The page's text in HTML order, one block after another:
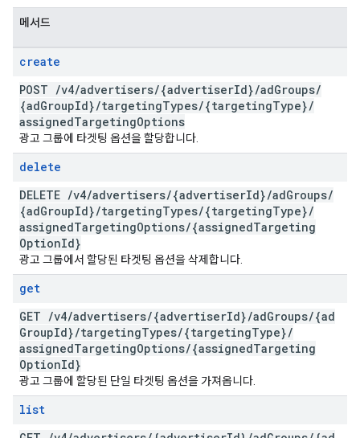
메서드
create
POST /v4/advertisers/{advertiserId}/adGroups/
{adGroupId}/targetingTypes/{targetingType}/
assignedTargetingOptions
광고 그룹에 타겟팅 옵션을 할당합니다.
delete
DELETE /v4/advertisers/{advertiserId}/adGroups/
{adGroupId}/targetingTypes/{targetingType}/
assignedTargetingOptions/{assignedTargeting
OptionId}
광고 그룹에서 할당된 타겟팅 옵션을 삭제합니다.
get
GET /v4/advertisers/{advertiserId}/adGroups/{ad
GroupId}/targetingTypes/{targetingType}/
assignedTargetingOptions/{assignedTargeting
OptionId}
광고 그룹에 할당된 단일 타겟팅 옵션을 가져옵니다.
list